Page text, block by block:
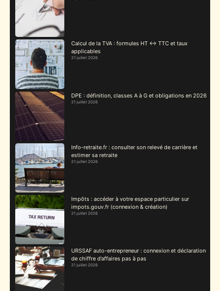
Calcul de la TVA : formules HT ↔ TTC et taux
applicables
21 juillet 2026
DPE : définition, classes A à G et obligations en 2026
21 juillet 2026
Info-retraite.fr : consulter son relevé de carrière et
estimer sa retraite
21 juillet 2026
Impôts : accéder à votre espace particulier sur
impots.gouv.fr (connexion & création)
21 juillet 2026
URSSAF auto-entrepreneur : connexion et déclaration
de chiffre d’affaires pas à pas
21 juillet 2026